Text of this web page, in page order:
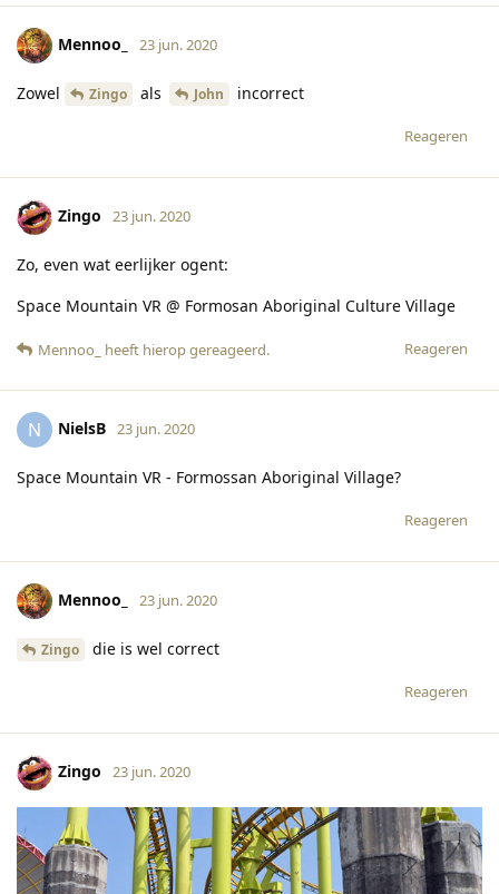
Mennoo_ 23 jun. 2020
Zowel Zingo als John incorrect
Reageren
Zingo 23 jun. 2020
Zo, even wat eerlijker ogent:
Space Mountain VR @ Formosan Aboriginal Culture Village
Reageren
Mennoo_ heeft hierop gereageerd.
N NielsB 23 jun. 2020
Space Mountain VR - Formossan Aboriginal Village?
Reageren
Mennoo_ 23 jun. 2020
Zingo die is wel correct
Reageren
Zingo 23 jun. 2020